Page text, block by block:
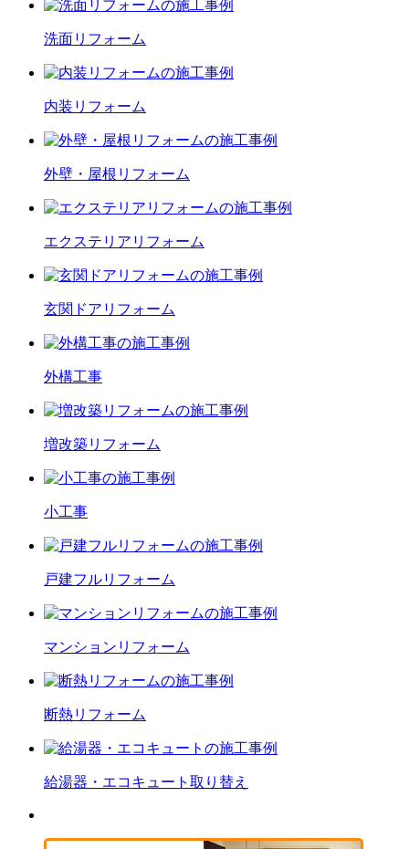
洗面リフォーム
内装 リフォーム
外壁・屋根 リフォーム
エクステリア リフォーム
玄関ドア リフォーム
外構工事
増改築リフォーム
小工事
戸建フルリフォーム
マンション リフォーム
断熱リフォーム
給湯器・エコキュート 取り替え